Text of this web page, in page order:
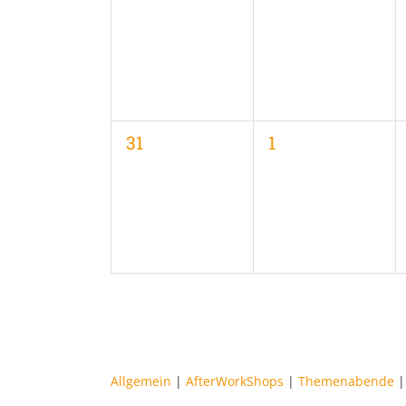
0
31
0
1
Allgemein | AfterWorkShops | Themenabende |